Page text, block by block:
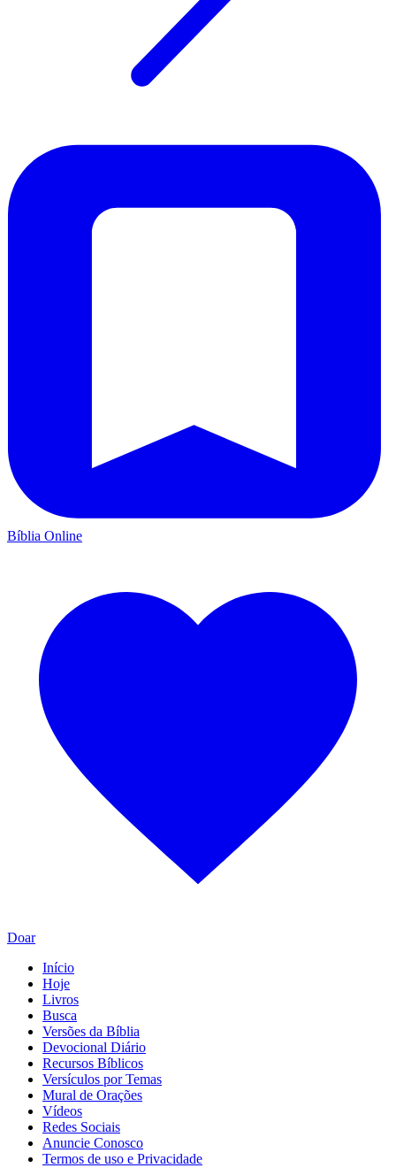
Bíblia Online
Doar
Início
Hoje
Livros
Busca
Versões da Bíblia
Devocional Diário
Recursos Bíblicos
Versículos por Temas
Mural de Orações
Vídeos
Redes Sociais
Anuncie Conosco
Termos de uso e Privacidade